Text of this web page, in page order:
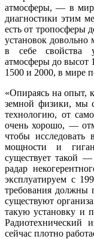
атмосферы, — в
диагностики этим
есть от тропосферы
установок
в себе свойства
атмосферы до высот
1500 и 2000, в мире
«Опираясь на опыт,
земной физики, мы
технологию, от
очень хорошо, —
чтобы исследовать
мощности и
существует такой
радар
эксплуатируем с
требования должны
существуют
такую установку и
сейчас плотно